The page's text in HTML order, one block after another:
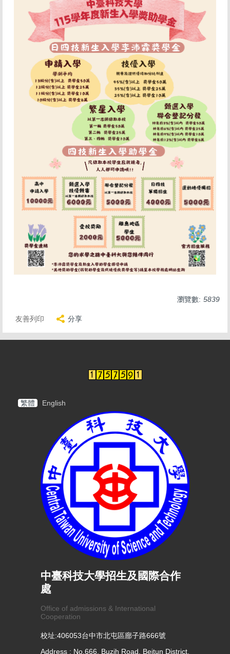
瀏覽數: 5839
友善列印 分享
繁體 English
中臺科技大學招生及國際合作
處
Office of admissions & International
Cooperation
校址:406053台中市北屯區廍子路666號
Address : No.666, Buzih Road, Beitun District,